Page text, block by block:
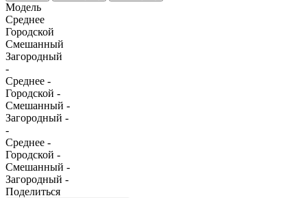
Модель
Среднее
Городской
Смешанный
Загородный
-
Среднее -
Городской -
Смешанный -
Загородный -
-
Среднее -
Городской -
Смешанный -
Загородный -
Поделиться